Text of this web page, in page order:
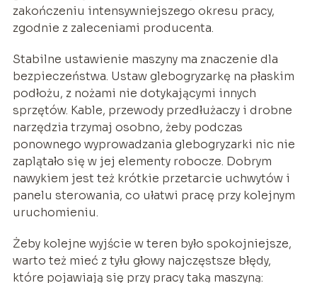
zakończeniu intensywniejszego okresu pracy,
zgodnie z zaleceniami producenta.
Stabilne ustawienie maszyny ma znaczenie dla
bezpieczeństwa. Ustaw glebogryzarkę na płaskim
podłożu, z nożami nie dotykającymi innych
sprzętów. Kable, przewody przedłużaczy i drobne
narzędzia trzymaj osobno, żeby podczas
ponownego wyprowadzania glebogryzarki nic nie
zaplątało się w jej elementy robocze. Dobrym
nawykiem jest też krótkie przetarcie uchwytów i
panelu sterowania, co ułatwi pracę przy kolejnym
uruchomieniu.
Żeby kolejne wyjście w teren było spokojniejsze,
warto też mieć z tyłu głowy najczęstsze błędy,
które pojawiają się przy pracy taką maszyną: